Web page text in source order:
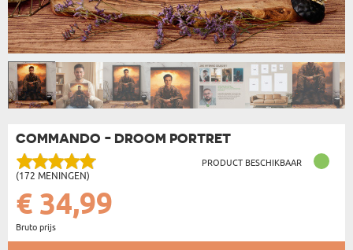
COMMANDO - DROOM PORTRET
(172 MENINGEN)
PRODUCT BESCHIKBAAR
€ 34,99
Bruto prijs